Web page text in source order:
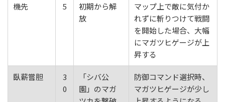
機先 5
初期から解
放
マップ上で敵に気付か
れずに斬りつけて戦闘
を開始した場合、大幅
にマガツヒゲージが上
昇する
臥薪嘗胆
3
0
「シバ公
園」のマガ
防御コマンド選択時、
マガツヒゲージが少し